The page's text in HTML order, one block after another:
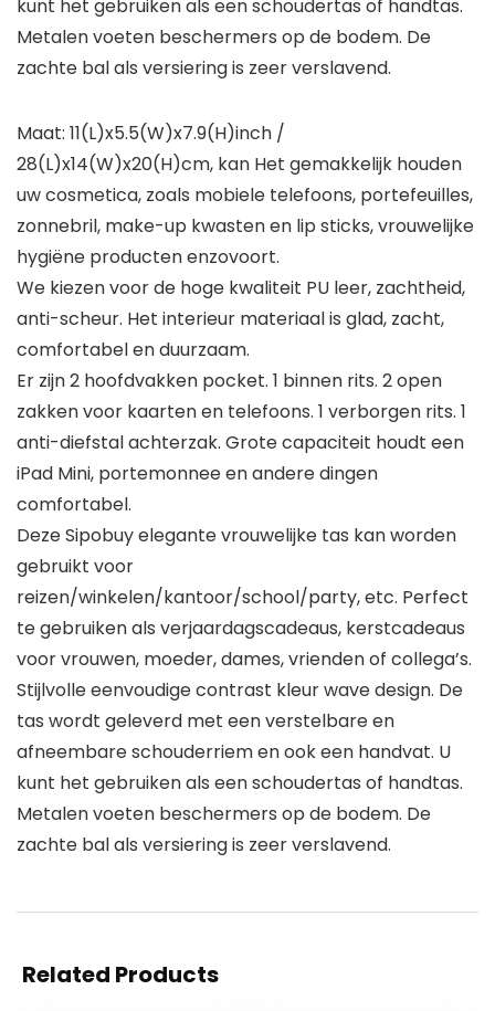
kunt het gebruiken als een schoudertas of handtas.
Metalen voeten beschermers op de bodem. De
zachte bal als versiering is zeer verslavend.
Maat: 11(L)x5.5(W)x7.9(H)inch /
28(L)x14(W)x20(H)cm, kan Het gemakkelijk houden
uw cosmetica, zoals mobiele telefoons, portefeuilles,
zonnebril, make-up kwasten en lip sticks, vrouwelijke
hygiëne producten enzovoort.
We kiezen voor de hoge kwaliteit PU leer, zachtheid,
anti-scheur. Het interieur materiaal is glad, zacht,
comfortabel en duurzaam.
Er zijn 2 hoofdvakken pocket. 1 binnen rits. 2 open
zakken voor kaarten en telefoons. 1 verborgen rits. 1
anti-diefstal achterzak. Grote capaciteit houdt een
iPad Mini, portemonnee en andere dingen
comfortabel.
Deze Sipobuy elegante vrouwelijke tas kan worden
gebruikt voor
reizen/winkelen/kantoor/school/party, etc. Perfect
te gebruiken als verjaardagscadeaus, kerstcadeaus
voor vrouwen, moeder, dames, vrienden of collega’s.
Stijlvolle eenvoudige contrast kleur wave design. De
tas wordt geleverd met een verstelbare en
afneembare schouderriem en ook een handvat. U
kunt het gebruiken als een schoudertas of handtas.
Metalen voeten beschermers op de bodem. De
zachte bal als versiering is zeer verslavend.
Related Products